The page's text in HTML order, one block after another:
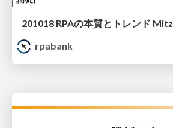
201018 RPAの本質とトレンド Mitz
rpabank